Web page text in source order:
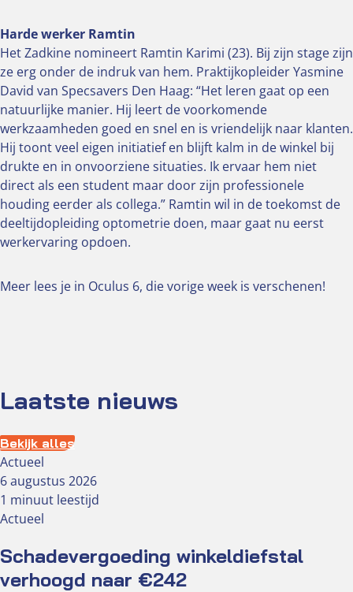
Harde werker Ramtin
Het Zadkine nomineert Ramtin Karimi (23). Bij zijn stage zijn
ze erg onder de indruk van hem. Praktijkopleider Yasmine
David van Specsavers Den Haag: “Het leren gaat op een
natuurlijke manier. Hij leert de voorkomende
werkzaamheden goed en snel en is vriendelijk naar klanten.
Hij toont veel eigen initiatief en blijft kalm in de winkel bij
drukte en in onvoorziene situaties. Ik ervaar hem niet
direct als een student maar door zijn professionele
houding eerder als collega.” Ramtin wil in de toekomst de
deeltijdopleiding optometrie doen, maar gaat nu eerst
werkervaring opdoen.
Meer lees je in Oculus 6, die vorige week is verschenen!
Laatste nieuws
Bekijk alles
Actueel
6 augustus 2026
1 minuut leestijd
Actueel
Schadevergoeding winkeldiefstal
verhoogd naar €242